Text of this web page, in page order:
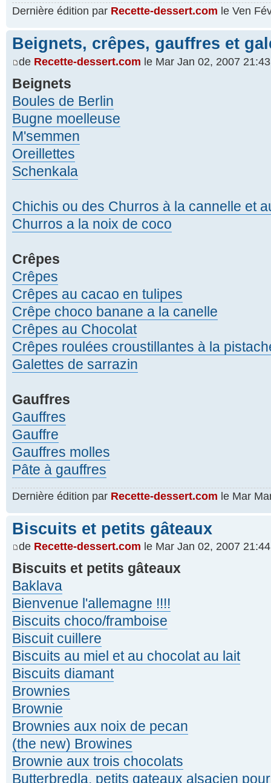
Dernière édition par Recette-dessert.com le Ven
Beignets, crêpes, gauffres et
de Recette-dessert.com le Mar Jan 02, 2007 21:43
Beignets
Boules de Berlin
Bugne moelleuse
M'semmen
Oreillettes
Schenkala
Chichis ou des Churros à la cannelle et
Churros a la noix de coco
Crêpes
Crêpes
Crêpes au cacao en tulipes
Crêpe choco banane a la canelle
Crêpes au Chocolat
Crêpes roulées croustillantes à la
Galettes de sarrazin
Gauffres
Gauffres
Gauffre
Gauffres molles
Pâte à gauffres
Dernière édition par Recette-dessert.com le Mar
Biscuits et petits gâteaux
de Recette-dessert.com le Mar Jan 02, 2007 21:44
Biscuits et petits gâteaux
Baklava
Bienvenue l'allemagne !!!!
Biscuits choco/framboise
Biscuit cuillere
Biscuits au miel et au chocolat au lait
Biscuits diamant
Brownies
Brownie
Brownies aux noix de pecan
(the new) Browines
Brownie aux trois chocolats
Butterbredla, petits gateaux alsacien